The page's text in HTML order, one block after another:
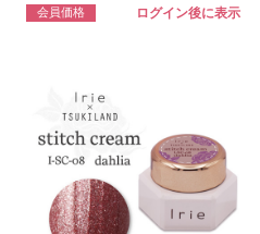
会員価格 ログイン後に表示